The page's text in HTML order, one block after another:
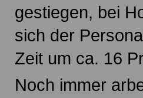
gestiegen, bei
sich der
Zeit um ca. 16
Noch immer